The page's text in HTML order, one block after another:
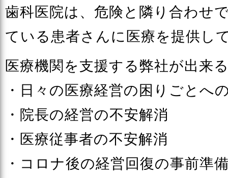
歯科医院は、危険と隣り合わせ
ている患者さんに医療を提供し
医療機関を支援する弊社が出来
・日々の医療経営の困りごとへ
・院長の経営の不安解消
・医療従事者の不安解消
・コロナ後の経営回復の事前準